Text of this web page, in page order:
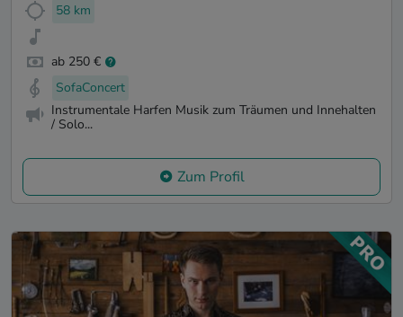
58 km
ab 250 €
SofaConcert
Instrumentale Harfen Musik zum Träumen und Innehalten
/ Solo...
Zum Profil